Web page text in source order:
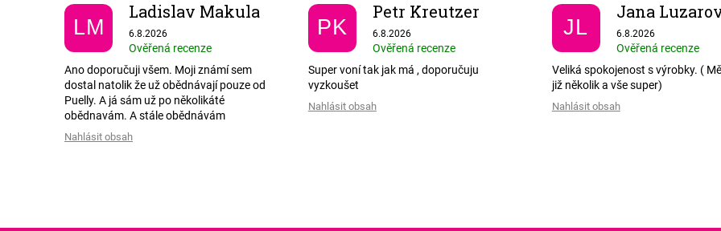
LM
Ladislav Makula
Hodnocení obchodu je 5 z 5 hvězdiček.
6.8.2026
Ověřená recenze
Ano doporučuji všem. Moji známí sem
dostal natolik že už obědnávají pouze od
Puelly. A já sám už po několikáté
obědnavám. A stále obědnávám
Nahlásit obsah
PK
Petr Kreutzer
Hodnocení obchodu je 5 z 5 hvězdiček.
6.8.2026
Ověřená recenze
Super voní tak jak má , doporučuju
vyzkoušet
Nahlásit obsah
JL
Jana
Hodnocení obchodu
6.8.2026
Ověřená recenze
Veliká spokojenost s výrobky. (
již několik a vše super)
Nahlásit obsah